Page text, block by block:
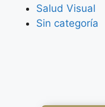
Salud Visual
Sin categoría